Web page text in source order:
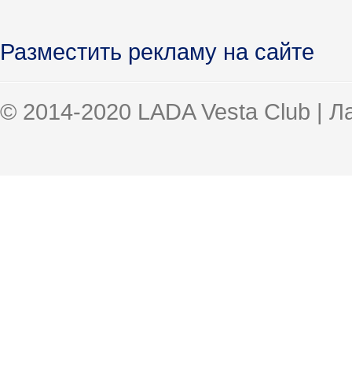
Разместить рекламу на сайте
© 2014-2020 LADA Vesta Club |